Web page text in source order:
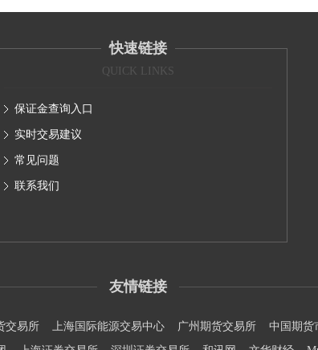
快速链接
QUICK LINKS
保证金查询入口
实时交易建议
常见问题
联系我们
友情链接
交易所 上海国际能源交易中心 广州期货交易所
中国期货